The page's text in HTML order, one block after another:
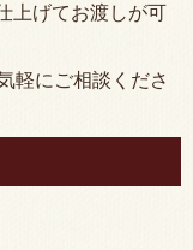
上げてお渡しが可
軽にご相談くださ